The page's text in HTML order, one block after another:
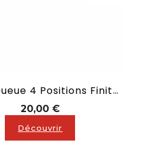
Porte Queue 4 Positions Finition Noir
20,00 €Prix
Découvrir